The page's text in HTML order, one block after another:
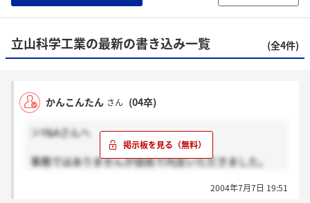
立山科学工業の最新の書き込み一覧 (全4件)
かんこんたん さん (04卒)
＞Y&Aさんへ
事務ではありませんが技術で内定いただきました。
2004年7月7日 19:51